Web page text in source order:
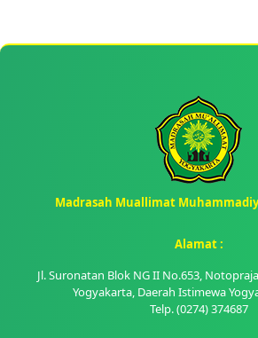
Madrasah Muallimat
Alamat :
Jl. Suronatan Blok NG II No.653,
Yogyakarta, Daerah Istimewa
Telp. (0274) 374687